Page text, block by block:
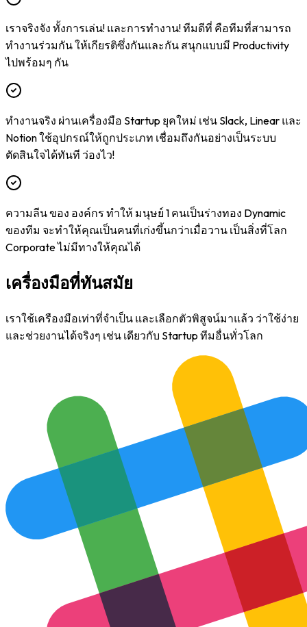
เราจริงจัง ทั้งการเล่น! และการทำงาน! ทีมดีที่ คือทีมที่สามารถ
ทำงานร่วมกัน ให้เกียรติซึ่งกันและกัน สนุกแบบมี Productivity
ไปพร้อมๆ กัน
ทำงานจริง ผ่านเครื่องมือ Startup ยุคใหม่ เช่น Slack, Linear และ
Notion ใช้อุปกรณ์ให้ถูกประเภท เชื่อมถึงกันอย่างเป็นระบบ
ตัดสินใจได้ทันที ว่องไว!
ความลีน ของ องค์กร ทำให้ มนุษย์ 1 คนเป็นร่างทอง Dynamic
ของทีม จะทำให้คุณเป็นคนที่เก่งขึ้นกว่าเมื่อวาน เป็นสิ่งที่โลก
Corporate ไม่มีทางให้คุณได้
เครื่องมือที่ทันสมัย
เราใช้เครืองมือเท่าที่จำเป็น และเลือกตัวพิสูจน์มาแล้ว ว่าใช้ง่าย
และช่วยงานได้จริงๆ เช่น เดียวกับ Startup ทีมอื่นทั่วโลก